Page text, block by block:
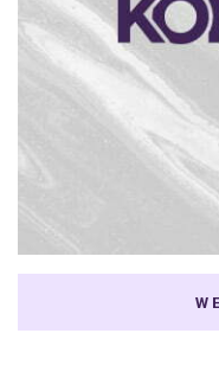
7 K-dramas
to Lovers